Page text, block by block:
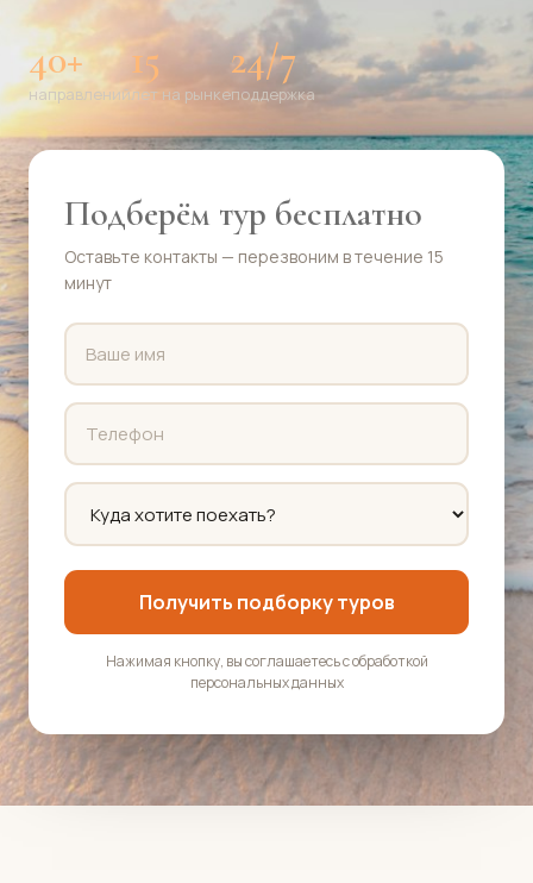
40+
направлений
15
лет на рынке
24/7
поддержка
Подберём тур бесплатно
Оставьте контакты — перезвоним в течение 15
минут
Получить подборку туров
Нажимая кнопку, вы соглашаетесь с обработкой
персональных данных